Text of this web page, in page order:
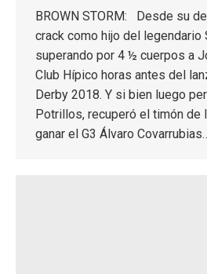
BROWN STORM: Desde su
crack como hijo del legendario
superando por 4 ½ cuerpos a
Club Hípico horas antes del
Derby 2018. Y si bien luego
Potrillos, recuperó el timón de
ganar el G3 Álvaro